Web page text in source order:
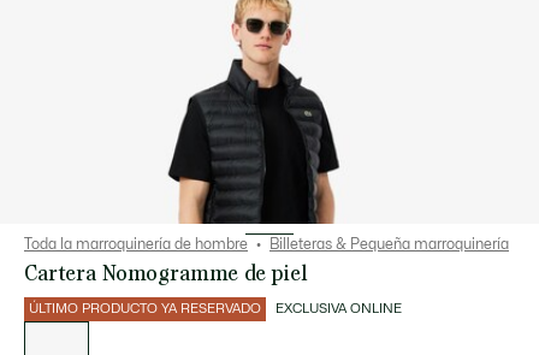
Toda la marroquinería de hombre Billeteras & Pequeña marroquinería
Cartera Nomogramme de piel
ÚLTIMO PRODUCTO YA RESERVADO EXCLUSIVA ONLINE